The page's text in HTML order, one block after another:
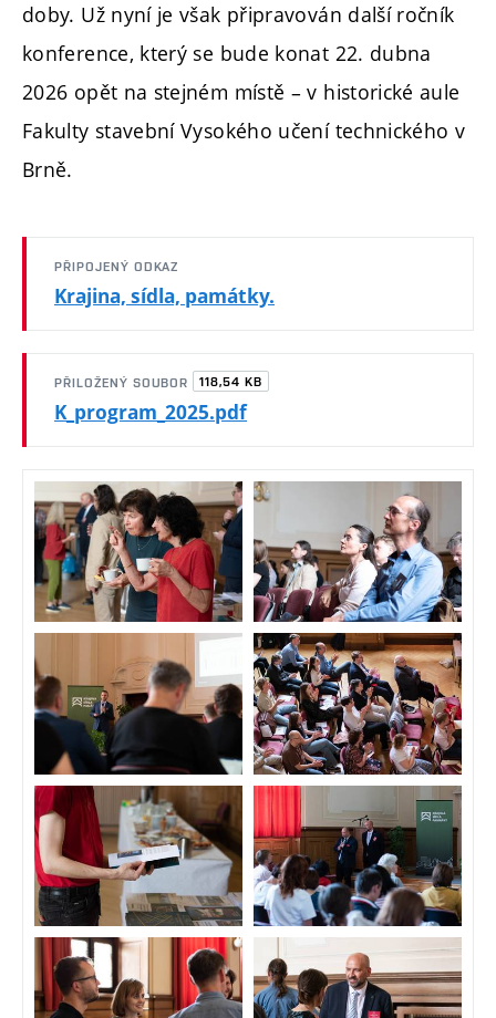
doby. Už nyní je však připravován další ročník
konference, který se bude konat 22. dubna
2026 opět na stejném místě – v historické aule
Fakulty stavební Vysokého učení technického v
Brně.
PŘIPOJENÝ ODKAZ
Krajina, sídla, památky.
PŘILOŽENÝ SOUBOR 118,54 KB
K_program_2025.pdf